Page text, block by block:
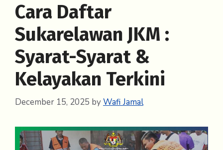
Cara Daftar
Sukarelawan JKM :
Syarat-Syarat &
Kelayakan Terkini
December 15, 2025 byWafi Jamal